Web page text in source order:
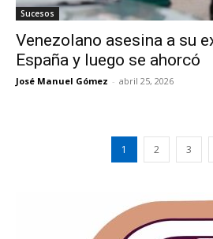
Sucesos
Venezolano asesina a su
España y luego se ahorcó
José Manuel Gómez - abril 25, 2026
1 2 3